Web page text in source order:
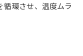
環させ、温度ムラ